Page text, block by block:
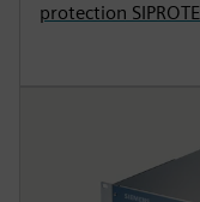
protection